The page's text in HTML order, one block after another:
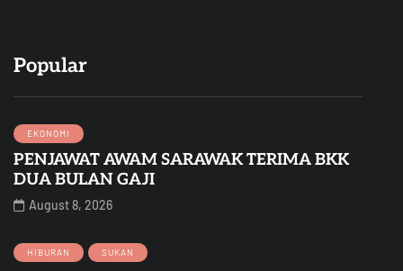
Popular
EKONOMI
PENJAWAT AWAM SARAWAK TERIMA BKK
DUA BULAN GAJI
August 8, 2026
HIBURAN SUKAN